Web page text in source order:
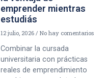
emprender mientras
estudiás
12 julio, 2026 No hay comentarios
Combinar la cursada
universitaria con prácticas
reales de emprendimiento